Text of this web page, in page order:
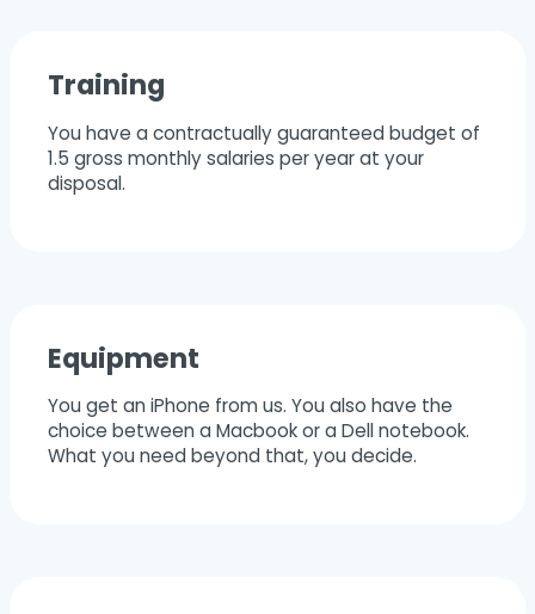
Training
You have a contractually guaranteed budget of
1.5 gross monthly salaries per year at your
disposal.
Equipment
You get an iPhone from us. You also have the
choice between a Macbook or a Dell notebook.
What you need beyond that, you decide.